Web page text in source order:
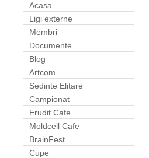
Acasa
Ligi externe
Membri
Documente
Blog
Artcom
Sedinte Elitare
Campionat
Erudit Cafe
Moldcell Cafe
BrainFest
Cupe